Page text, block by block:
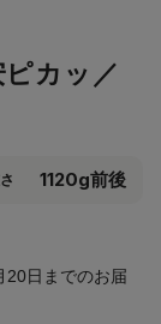
カッ／
1120g前後
20日までのお届